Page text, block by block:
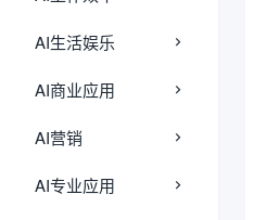
AI生活娱乐
AI商业应用
AI营销
AI专业应用